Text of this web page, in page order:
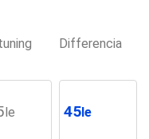
Differencia
le 45le